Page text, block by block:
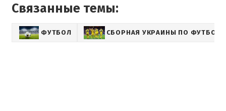
Связанные темы:
ФУТБОЛ СБОРНАЯ УКРАИНЫ ПО ФУТБОЛУ